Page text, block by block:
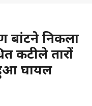
बांटने निकला
कटीले तारों
घायल